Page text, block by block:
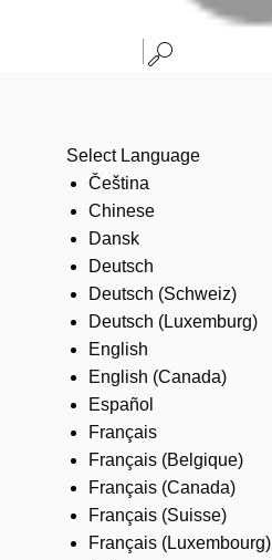
Select Language
Čeština
Chinese
Dansk
Deutsch
Deutsch (Schweiz)
Deutsch (Luxemburg)
English
English (Canada)
Español
Français
Français (Belgique)
Français (Canada)
Français (Suisse)
Français (Luxembourg)